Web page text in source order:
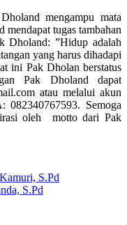
mengampu mata
tugas tambahan
Dholand: ”Hidup adalah
yang harus dihadapi
ini Pak Dholan berstatus
Pak Dholand dapat
atau melalui akun
Semoga
oleh motto dari Pak
S.Pd
S.Pd